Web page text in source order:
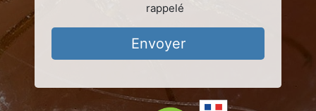
rappelé
Envoyer